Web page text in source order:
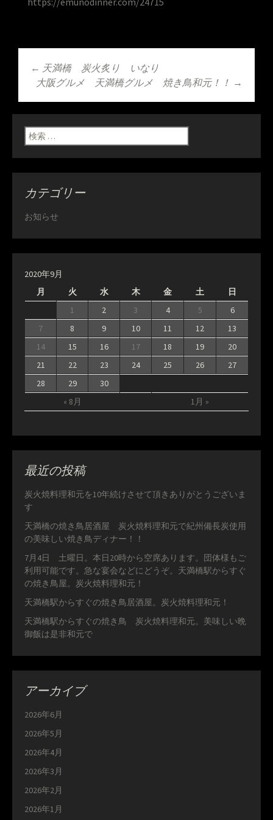
投稿ナビゲーショ
ン
← 天満橋 炭火炙り いなり
大阪グルメ 天満橋グルメ 焼き鳥和元！！ →
検索:
カテゴリー
お知らせ
2020年9月
月
火 水 木 金 土 日
« 8月 1月 »
1 2 3 4 5
6
7
8 9 10 11 12
13
14
15 16 17 18 19
20
21
22 23 24 25 26
27
28
29 30
最近の投稿
炭火焼料理和元を10年続けさせて頂きありがとうございま
す
天満橋の焼き鳥居酒屋 炭火焼料理和元で紀州備長炭使用
の美味しい焼き鳥ディナー！！
7月4日 土曜日。本日20時から空席あります。団体様もご
利用可能です。急な宴会などにどうぞ。天満橋駅からすぐ
の焼き鳥屋。炭火焼料理和元！
天満橋駅からすぐの焼き鳥居酒屋。炭火焼料理和元！
天満橋駅からすぐの焼き鳥 炭火焼料理和元。美味しい晩
御飯は是非和元で
アーカイブ
2026年6月
2026年5月
2026年4月
2026年3月
2026年2月
2026年1月